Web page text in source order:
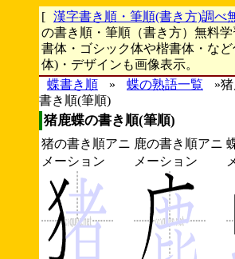
[ 漢字書き順・筆順(書き方)調べ
の書き順・筆順（書き方）無料
書体・ゴシック体や楷書体・な
体)・デザインも画像表示。
蝶書き順
» 蝶の熟語一覧
»
書き順(筆順)
猪鹿蝶の書き順(筆順)
猪の書き順アニ
メーション
鹿の書き順アニ
メーション